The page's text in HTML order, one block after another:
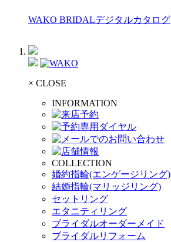
WAKO BRIDALデジタルカタログ
× CLOSE
INFORMATION
COLLECTION
婚約指輪(エンゲージリング)
結婚指輪(マリッジリング)
セットリング
エタニティリング
ブライダルオーダーメイド
ブライダルリフォーム